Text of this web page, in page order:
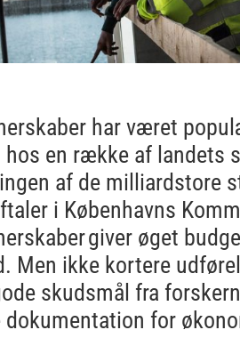
har været
en række af landets
af de milliardstore
i Københavns
giver øget
Men ikke kortere
skudsmål fra
for